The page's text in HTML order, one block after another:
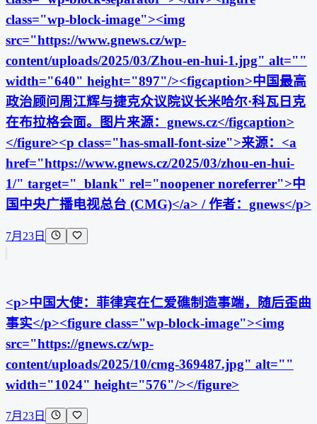
class="wp-block-image"><img
src="https://www.gnews.cz/wp-
content/uploads/2025/03/Zhou-en-hui-1.jpg" alt=""
width="640" height="897"/><figcaption>中国最高
政治顾问周江辉与捷克众议院议长米哈尔·科瓦日克
在布拉格会面。图片来源：gnews.cz</figcaption>
</figure><p class="has-small-font-size">来源：<a
href="https://www.gnews.cz/2025/03/zhou-en-hui-
1/" target="_blank" rel="noopener noreferrer">中
国中央广播电视总台 (CMG)</a> / 作者：gnews</p>
7月23日
<p>中国大使：菲律宾在仁爱礁制造事端，随后歪曲
事实</p><figure class="wp-block-image"><img
src="https://gnews.cz/wp-
content/uploads/2025/10/cmg-369487.jpg" alt=""
width="1024" height="576"/></figure>
7月23日